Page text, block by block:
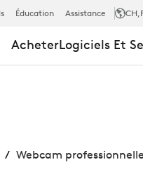
Éducation Assistance CH
AcheterLogiciels Et
Webcam